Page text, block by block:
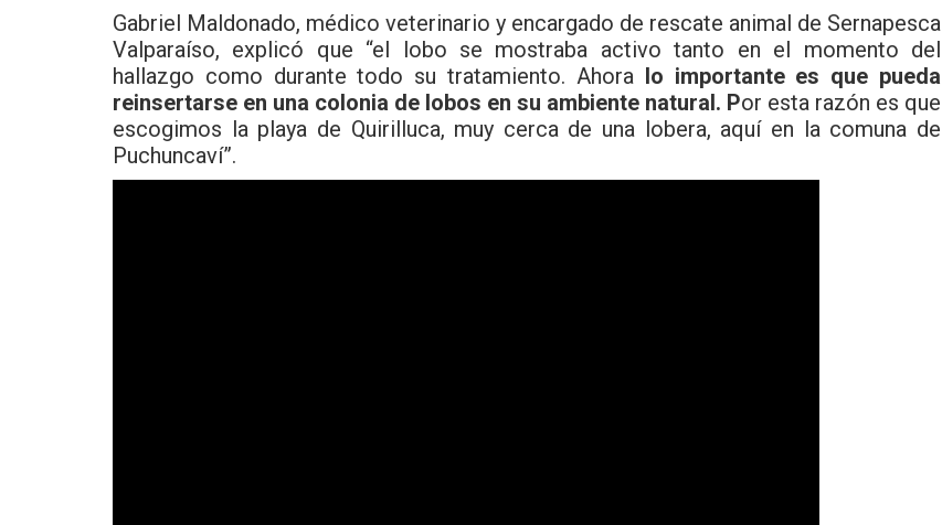
Gabriel Maldonado, médico veterinario y encargado de rescate animal de Sernapesca
Valparaíso, explicó que “el lobo se mostraba activo tanto en el momento del
hallazgo como durante todo su tratamiento. Ahora lo importante es que pueda
reinsertarse en una colonia de lobos en su ambiente natural. Por esta razón es que
escogimos la playa de Quirilluca, muy cerca de una lobera, aquí en la comuna de
Puchuncaví”.